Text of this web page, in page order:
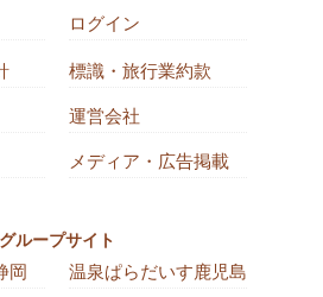
ログイン
標識・旅行業約款
運営会社
メディア・広告掲載
グループサイト
岡 温泉ぱらだいす鹿児島